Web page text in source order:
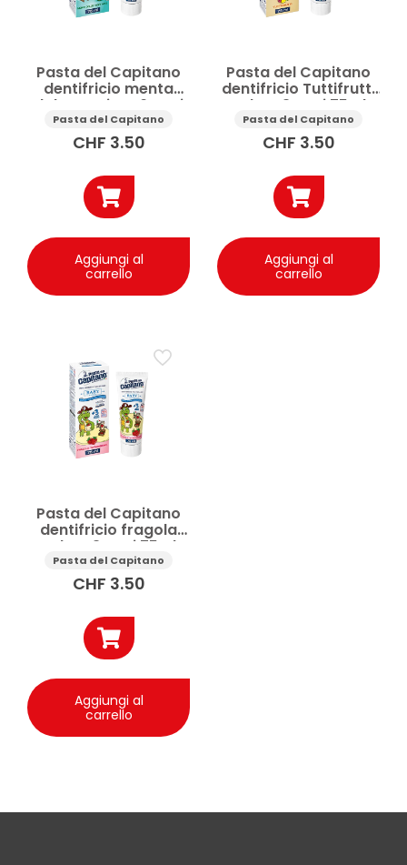
Prezzo
Applicare
Pasta del Capitano
dentifricio menta
dolce Junior +6 anni
75ml
Pasta del Capitano
CHF 3.50
Aggiungi al
carrello
Pasta del Capitano
dentifricio Tuttifrutti
Baby +3 anni 75ml
Pasta del Capitano
CHF 3.50
Aggiungi al
carrello
Pasta del Capitano
dentifricio fragola
Baby +3 anni 75ml
Pasta del Capitano
CHF 3.50
Aggiungi al
carrello